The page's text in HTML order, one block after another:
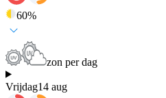
60%
zon per dag
Vrijdag14 aug